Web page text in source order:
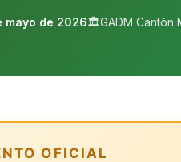
mayo de 2026🏛️GADM Cantón
OFICIAL